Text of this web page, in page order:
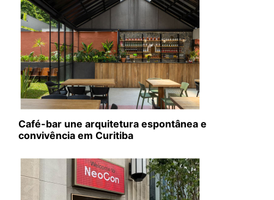
Café-bar une arquitetura espontânea e
convivência em Curitiba